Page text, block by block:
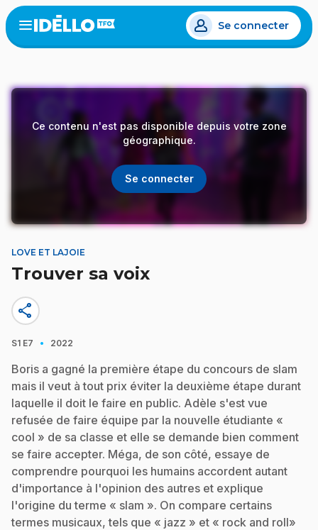
Aller
au
contenu
Open
menu
Se connecter
Ce contenu n'est pas disponible depuis votre zone
géographique.
Se connecter
LOVE ET LAJOIE
Trouver sa voix
share
S1 E7 · 2022
Boris a gagné la première étape du concours de slam
mais il veut à tout prix éviter la deuxième étape durant
laquelle il doit le faire en public. Adèle s'est vue
refusée de faire équipe par la nouvelle étudiante «
cool » de sa classe et elle se demande bien comment
se faire accepter. Méga, de son côté, essaye de
comprendre pourquoi les humains accordent autant
d'importance à l'opinion des autres et explique
l'origine du terme « slam ». On compare certains
termes musicaux, tels que « jazz » et « rock and roll»